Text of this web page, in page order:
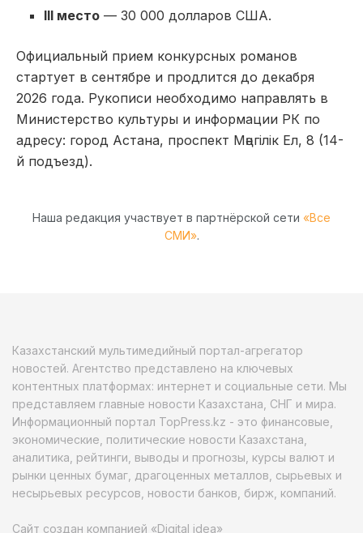
III место — 30 000 долларов США.
Официальный прием конкурсных романов
стартует в сентябре и продлится до декабря
2026 года. Рукописи необходимо направлять в
Министерство культуры и информации РК по
адресу: город Астана, проспект Мәңгілік Ел, 8 (14-
й подъезд).
Наша редакция участвует в партнёрской сети «Все
СМИ».
Казахстанский мультимедийный портал-агрегатор
новостей. Агентство представлено на ключевых
контентных платформах: интернет и социальные сети. Мы
представляем главные новости Казахстана, СНГ и мира.
Информационный портал TopPress.kz - это финансовые,
экономические, политические новости Казахстана,
аналитика, рейтинги, выводы и прогнозы, курсы валют и
рынки ценных бумаг, драгоценных металлов, сырьевых и
несырьевых ресурсов, новости банков, бирж, компаний.
Сайт создан компанией «Digital idea»